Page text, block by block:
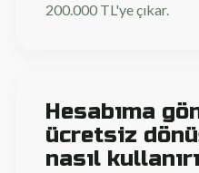
200.000 TL'ye çıkar.
Hesabıma
ücretsiz
nasıl